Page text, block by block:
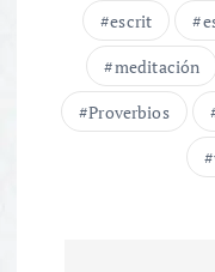
escrit
meditación
Proverbios